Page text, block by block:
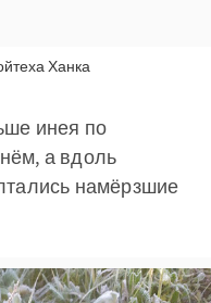
Ханка
инея по
а вдоль
намёрзшие